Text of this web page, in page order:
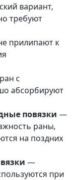
вариант,
требуют
прилипают к
с
абсорбируют
повязки —
раны,
на поздних
—
при